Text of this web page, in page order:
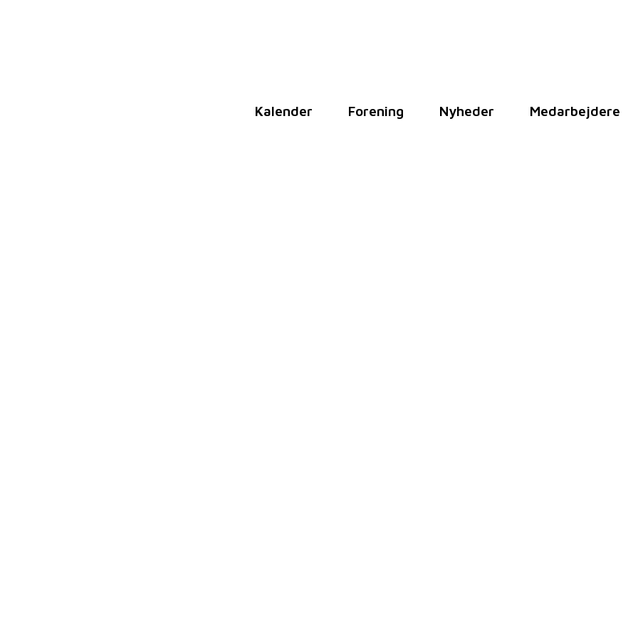
Kalender Forening Nyheder Medarbejdere